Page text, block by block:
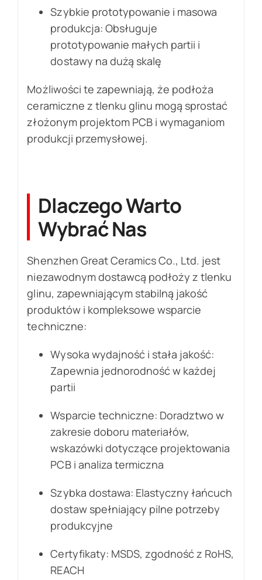
Szybkie prototypowanie i masowa
produkcja: Obsługuje
prototypowanie małych partii i
dostawy na dużą skalę
Możliwości te zapewniają, że podłoża
ceramiczne z tlenku glinu mogą sprostać
złożonym projektom PCB i wymaganiom
produkcji przemysłowej.
Dlaczego Warto
Wybrać Nas
Shenzhen Great Ceramics Co., Ltd. jest
niezawodnym dostawcą podłoży z tlenku
glinu, zapewniającym stabilną jakość
produktów i kompleksowe wsparcie
techniczne:
Wysoka wydajność i stała jakość:
Zapewnia jednorodność w każdej
partii
Wsparcie techniczne: Doradztwo w
zakresie doboru materiałów,
wskazówki dotyczące projektowania
PCB i analiza termiczna
Szybka dostawa: Elastyczny łańcuch
dostaw spełniający pilne potrzeby
produkcyjne
Certyfikaty: MSDS, zgodność z RoHS,
REACH